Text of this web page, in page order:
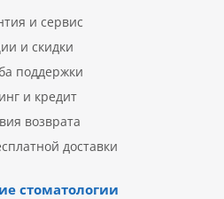
и сервис
и скидки
поддержки
и кредит
возврата
доставки
стоматологии